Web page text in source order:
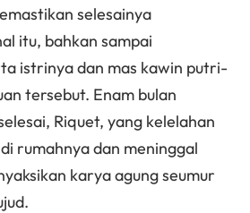
selesainya
itu, bahkan sampai
istrinya dan mas kawin putri-
tersebut. Enam bulan
Riquet, yang kelelahan
rumahnya dan meninggal
karya agung seumur